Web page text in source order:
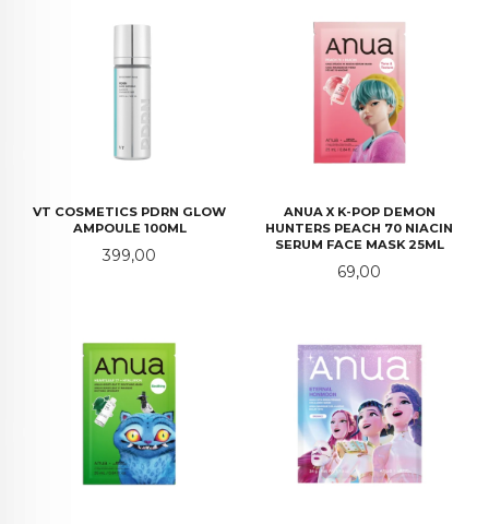
VT COSMETICS PDRN GLOW
AMPOULE 100ML
Pris
399,00
ANUA X K-POP DEMON
HUNTERS PEACH 70 NIACIN
SERUM FACE MASK 25ML
Pris
69,00